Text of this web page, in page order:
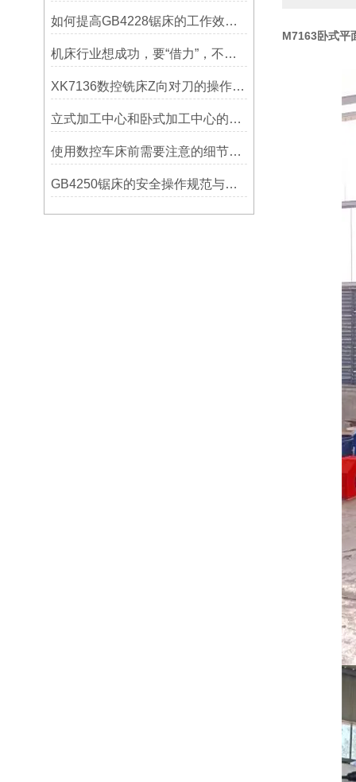
如何提高GB4228锯床的工作效率？
机床行业想成功，要“借力”，不要“尽力”！
XK7136数控铣床Z向对刀的操作方法
立式加工中心和卧式加工中心的区别
使用数控车床前需要注意的细节有哪些呢？
GB4250锯床的安全操作规范与注意事项
M7163卧式平